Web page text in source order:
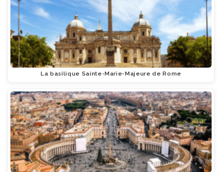
La basilique Sainte-Marie-Majeure de Rome